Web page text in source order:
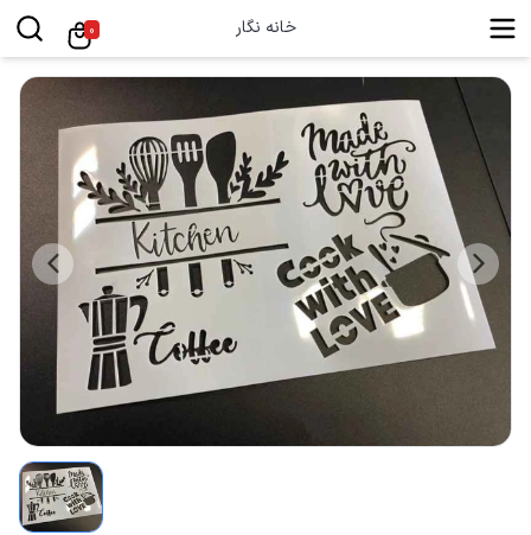
خانه نگار 0